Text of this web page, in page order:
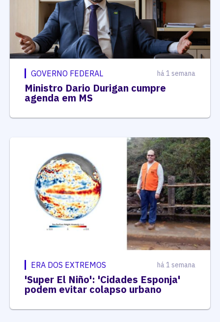
GOVERNO FEDERAL há 1 semana
Ministro Dario Durigan cumpre
agenda em MS
ERA DOS EXTREMOS há 1 semana
'Super El Niño': 'Cidades Esponja'
podem evitar colapso urbano